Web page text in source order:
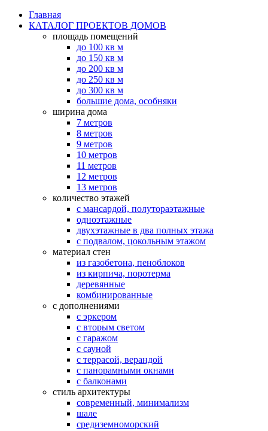
Главная
КАТАЛОГ ПРОЕКТОВ ДОМОВ
площадь помещений
до 100 кв м
до 150 кв м
до 200 кв м
до 250 кв м
до 300 кв м
большие дома, особняки
ширина дома
7 метров
8 метров
9 метров
10 метров
11 метров
12 метров
13 метров
количество этажей
с мансардой, полутораэтажные
одноэтажные
двухэтажные в два полных этажа
с подвалом, цокольным этажом
материал стен
из газобетона, пеноблоков
из кирпича, поротерма
деревянные
комбинированные
с дополнениями
с эркером
с вторым светом
с гаражом
с сауной
с террасой, верандой
с панорамными окнами
с балконами
стиль архитектуры
современный, минимализм
шале
средиземноморский